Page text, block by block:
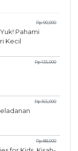
Rp 90,000
Pahami
Kecil
Rp 135,000
Rp 165,000
Rp 88,000